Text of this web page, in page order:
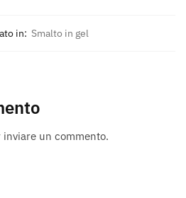
in: Smalto in gel
inviare un commento.